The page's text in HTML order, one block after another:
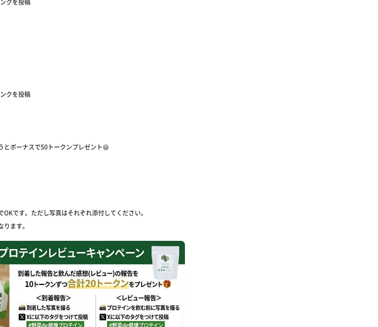
クを投稿
クを投稿
とボーナスで50トークンプレゼント😆
です。ただし写真はそれぞれ添付してください。
ます。